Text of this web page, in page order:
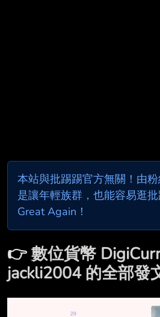
本站與批踢踢官方無關！由
是讓年輕族群，也能容易逛
Great Again！
👉數位貨幣
jackli2004 的全部發